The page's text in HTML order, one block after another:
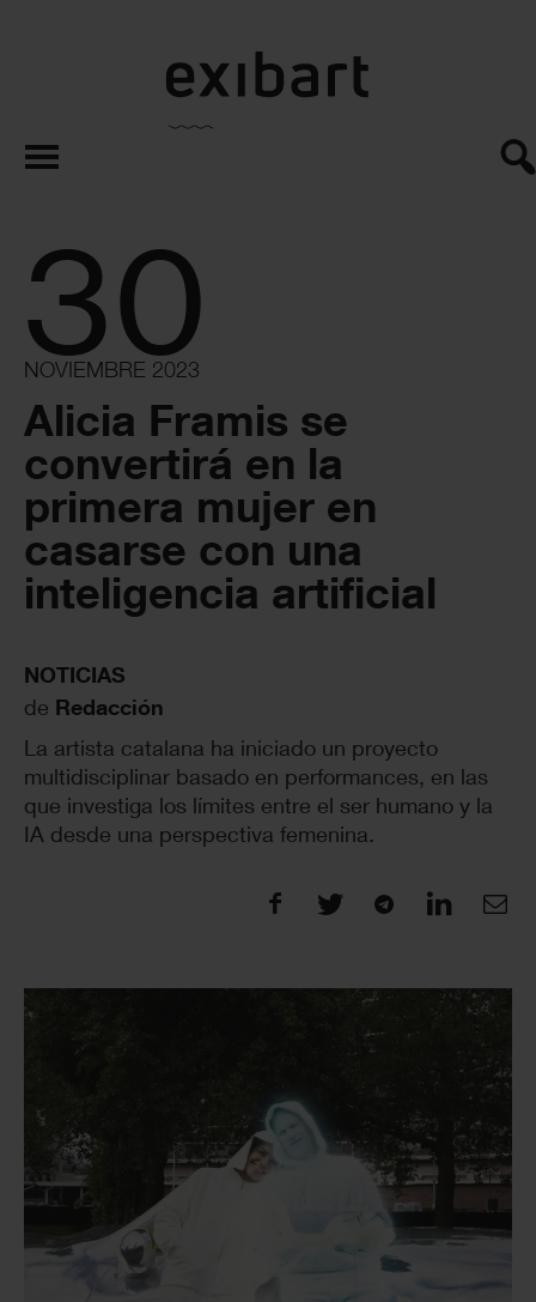
exibart.es
30
NOVIEMBRE 2023
Alicia Framis se
convertirá en la
primera mujer en
casarse con una
inteligencia artificial
NOTICIAS
de Redacción
La artista catalana ha iniciado un proyecto
multidisciplinar basado en performances, en las
que investiga los límites entre el ser humano y la
IA desde una perspectiva femenina.